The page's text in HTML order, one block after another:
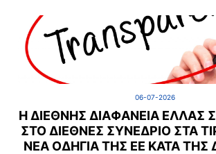
06-07-2026
Η ΔΙΕΘΝΉΣ ΔΙΑΦΆΝΕΙΑ ΕΛΛΆΣ
ΣΤΟ ΔΙΕΘΝΈΣ ΣΥΝΈΔΡΙΟ ΣΤΑ
ΝΈΑ ΟΔΗΓΊΑ ΤΗΣ ΕΕ ΚΑΤΆ ΤΗΣ